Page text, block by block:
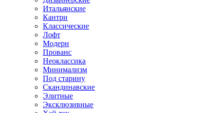
Итальянские
Кантри
Классические
Лофт
Модерн
Прованс
Неоклассика
Минимализм
Под старину
Скандинавские
Элитные
Эксклюзивные